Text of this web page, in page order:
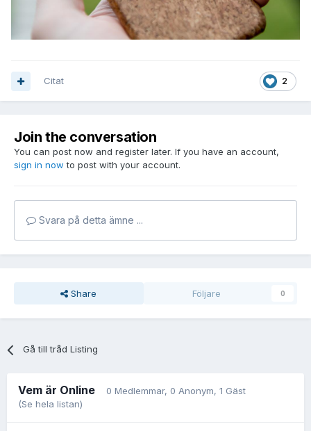
2
Citat
Join the conversation
You can post now and register later. If you have an account,
sign in now to post with your account.
Svara på detta ämne ...
Share Följare 0
Gå till tråd Listing
Vem är Online 0 Medlemmar, 0 Anonym, 1 Gäst
(Se hela listan)